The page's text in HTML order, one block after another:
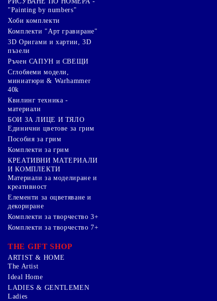
"Painting by numbers"
Хоби комплекти
Комплекти "Арт гравиране"
3D Оригами и хартии, 3D
пъзели
Ръчен САПУН и СВЕЩИ
Сглобяеми модели,
миниатюри & Warhammer
40k
Квилинг техника -
материали
БОИ ЗА ЛИЦЕ И ТЯЛО
Единични цветове за грим
Пособия за грим
Комплекти за грим
КРЕАТИВНИ МАТЕРИАЛИ
И КОМПЛЕКТИ
Mатериали за моделиране и
креативност
Елементи за оцветяване и
декориране
Комплекти за творчество 3+
Комплекти за творчество 7+
THE GIFT SHOP
ARTIST & HOME
The Artist
Ideal Home
LADIES & GENTLEMEN
Ladies